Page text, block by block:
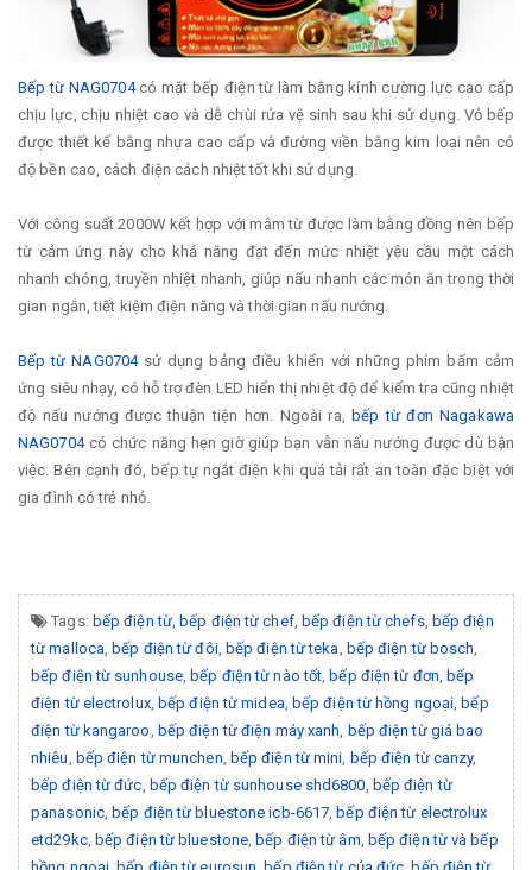
Bếp từ NAG0704có mặt bếp điện từ làm bằng kính cường lực cao cấp
chịu lực, chịu nhiệt cao và dễ chùi rửa vệ sinh sau khi sử dụng. Vỏ bếp
được thiết kế bằng nhựa cao cấp và đường viền bằng kim loại nên có
độ bền cao, cách điện cách nhiệt tốt khi sử dụng.
Với công suất 2000W kết hợp với mâm từ được làm bằng đồng nên bếp
từ cảm ứng này cho khả năng đạt đến mức nhiệt yêu cầu một cách
nhanh chóng, truyền nhiệt nhanh, giúp nấu nhanh các món ăn trong thời
gian ngắn, tiết kiệm điện năng và thời gian nấu nướng.
Bếp từ NAG0704sử dụng bảng điều khiển với những phím bấm cảm
ứng siêu nhạy, có hỗ trợ đèn LED hiển thị nhiệt độ để kiểm tra cũng nhiệt
độ nấu nướng được thuận tiện hơn. Ngoài ra, bếp từ đơn Nagakawa
NAG0704 có chức năng hẹn giờ giúp bạn vẫn nấu nướng được dù bận
việc. Bên cạnh đó, bếp tự ngắt điện khi quá tải rất an toàn đặc biệt với
gia đình có trẻ nhỏ.
Tags: bếp điện từ, bếp điện từ chef, bếp điện từ chefs, bếp điện
từ malloca, bếp điện từ đôi, bếp điện từ teka, bếp điện từ bosch,
bếp điện từ sunhouse, bếp điện từ nào tốt, bếp điện từ đơn, bếp
điện từ electrolux, bếp điện từ midea, bếp điện từ hồng ngoại, bếp
điện từ kangaroo, bếp điện từ điện máy xanh, bếp điện từ giá bao
nhiêu, bếp điện từ munchen, bếp điện từ mini, bếp điện từ canzy,
bếp điện từ đức, bếp điện từ sunhouse shd6800, bếp điện từ
panasonic, bếp điện từ bluestone icb-6617, bếp điện từ electrolux
etd29kc, bếp điện từ bluestone, bếp điện từ âm, bếp điện từ và bếp